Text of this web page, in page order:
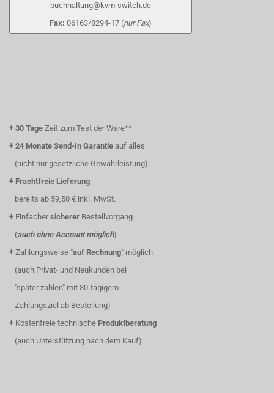
buchhaltung@kvm-switch.de
Fax: 06163/8294-17 (nur Fax)
+ 30 Tage Zeit zum Test der Ware**
+ 24 Monate Send-In Garantie auf alles
(nicht nur gesetzliche Gewährleistung)
+ Frachtfreie Lieferung
bereits ab 59,50 € inkl. MwSt.
+ Einfacher sicherer Bestellvorgang
(auch ohne Account möglich)
+ Zahlungsweise "auf Rechnung" möglich
(auch Privat- und Neukunden bei
"später zahlen" mit 30-tägigem
Zahlungsziel ab Bestellung)
+ Kostenfreie technische Produktberatung
(auch Unterstützung nach dem Kauf)